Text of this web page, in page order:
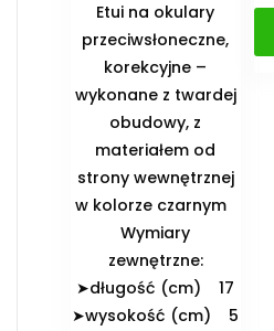
Etui na okulary
przeciwsłoneczne,
korekcyjne –
wykonane z twardej
obudowy, z
materiałem od
strony wewnętrznej
w kolorze czarnym
️Wymiary
zewnętrzne:
➤długość (cm) 17
➤wysokość (cm) 5